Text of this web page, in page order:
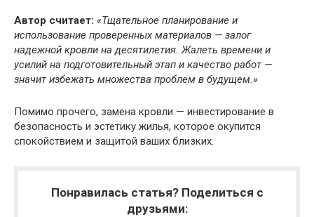
Автор считает: «Тщательное планирование и
использование проверенных материалов — залог
надежной кровли на десятилетия. Жалеть времени и
усилий на подготовительный этап и качество работ —
значит избежать множества проблем в будущем.»
Помимо прочего, замена кровли — инвестирование в
безопасность и эстетику жилья, которое окупится
спокойствием и защитой ваших близких.
Понравилась статья? Поделиться с
друзьями: